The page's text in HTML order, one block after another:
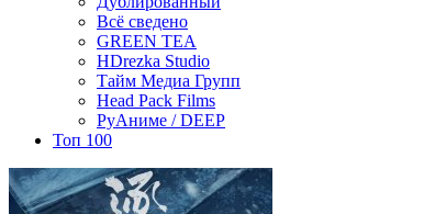
Всё сведено
GREEN TEA
HDrezka Studio
Тайм Медиа Групп
Head Pack Films
РуАниме / DEEP
Топ 100